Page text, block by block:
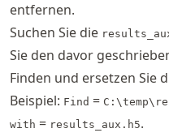
entfernen.
Suchen Sie die
Sie den davor
Finden und ersetzen Sie
Beispiel: Find =
with = results_aux.h5.